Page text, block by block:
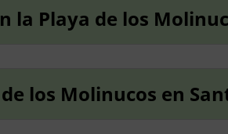
la Playa de los
los Molinucos en